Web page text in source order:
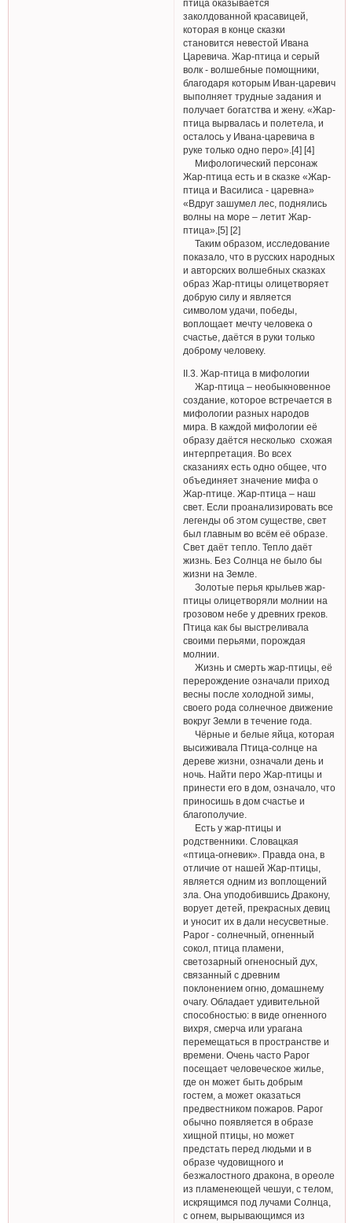
птица оказывается
заколдованной красавицей,
которая в конце сказки
становится невестой Ивана
Царевича. Жар-птица и серый
волк - волшебные помощники,
благодаря которым Иван-царевич
выполняет трудные задания и
получает богатства и жену. «Жар-
птица вырвалась и полетела, и
осталось у Ивана-царевича в
руке только одно перо».[4] [4]
Мифологический персонаж
Жар-птица есть и в сказке «Жар-
птица и Василиса - царевна»
«Вдруг зашумел лес, поднялись
волны на море – летит Жар-
птица».[5] [2]
Таким образом, исследование
показало, что в русских народных
и авторских волшебных сказках
образ Жар-птицы олицетворяет
добрую силу и является
символом удачи, победы,
воплощает мечту человека о
счастье, даётся в руки только
доброму человеку.
II.3. Жар-птица в мифологии
Жар-птица – необыкновенное
создание, которое встречается в
мифологии разных народов
мира. В каждой мифологии её
образу даётся несколько схожая
интерпретация. Во всех
сказаниях есть одно общее, что
объединяет значение мифа о
Жар-птице. Жар-птица – наш
свет. Если проанализировать все
легенды об этом существе, свет
был главным во всём её образе.
Свет даёт тепло. Тепло даёт
жизнь. Без Солнца не было бы
жизни на Земле.
Золотые перья крыльев жар-
птицы олицетворяли молнии на
грозовом небе у древних греков.
Птица как бы выстреливала
своими перьями, порождая
молнии.
Жизнь и смерть жар-птицы, её
перерождение означали приход
весны после холодной зимы,
своего рода солнечное движение
вокруг Земли в течение года.
Чёрные и белые яйца, которая
высиживала Птица-солнце на
дереве жизни, означали день и
ночь. Найти перо Жар-птицы и
принести его в дом, означало, что
приносишь в дом счастье и
благополучие.
Есть у жар-птицы и
родственники. Словацкая
«птица-огневик». Правда она, в
отличие от нашей Жар-птицы,
является одним из воплощений
зла. Она уподобившись Дракону,
ворует детей, прекрасных девиц
и уносит их в дали несусветные.
Рарог - солнечный, огненный
сокол, птица пламени,
светозарный огненосный дух,
связанный с древним
поклонением огню, домашнему
очагу. Обладает удивительной
способностью: в виде огненного
вихря, смерча или урагана
перемещаться в пространстве и
времени. Очень часто Рарог
посещает человеческое жилье,
где он может быть добрым
гостем, а может оказаться
предвестником пожаров. Рарог
обычно появляется в образе
хищной птицы, но может
предстать перед людьми и в
образе чудовищного и
безжалостного дракона, в ореоле
из пламенеющей чешуи, с телом,
искрящимся под лучами Солнца,
с огнем, вырывающимся из